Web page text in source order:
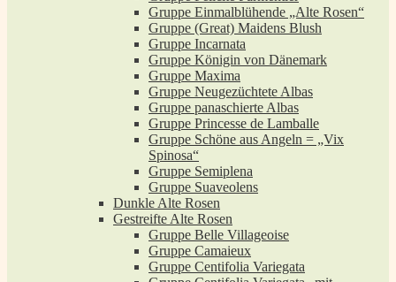
Gruppe Einmalblühende „Alte Rosen“
Gruppe (Great) Maidens Blush
Gruppe Incarnata
Gruppe Königin von Dänemark
Gruppe Maxima
Gruppe Neugezüchtete Albas
Gruppe panaschierte Albas
Gruppe Princesse de Lamballe
Gruppe Schöne aus Angeln = „Vix
Spinosa“
Gruppe Semiplena
Gruppe Suaveolens
Dunkle Alte Rosen
Gestreifte Alte Rosen
Gruppe Belle Villageoise
Gruppe Camaieux
Gruppe Centifolia Variegata